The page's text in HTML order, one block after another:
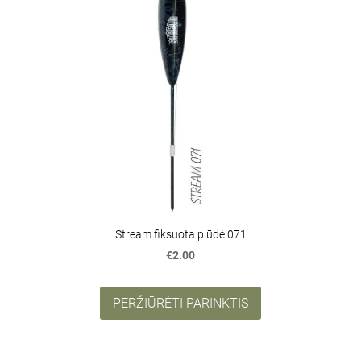
Stream fiksuota plūdė 071
€2.00
PERŽIŪRĖTI PARINKTIS